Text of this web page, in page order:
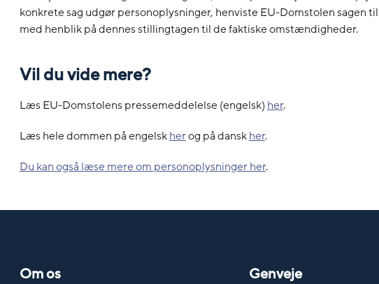
konkrete sag udgør personoplysninger, henviste EU-Domstolen sagen
med henblik på dennes stillingtagen til de faktiske omstændigheder.
Vil du vide mere?
Læs EU-Domstolens pressemeddelelse (engelsk) her.
Læs hele dommen på engelskherog på danskher.
Du kan også læse mere om personoplysninger her.
Om os Genveje